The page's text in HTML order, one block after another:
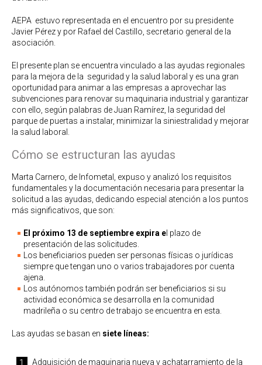
AEPA estuvo representada en el encuentro por su presidente
Javier Pérez y por Rafael del Castillo, secretario general de la
asociación.
El presente plan se encuentra vinculado a las ayudas regionales
para la mejora de la seguridad y la salud laboral y es una gran
oportunidad para animar a las empresas a aprovechar las
subvenciones para renovar su maquinaria industrial y garantizar
con ello, según palabras de Juan Ramírez, la seguridad del
parque de puertas a instalar, minimizar la siniestralidad y mejorar
la salud laboral.
Cómo se estructuran las ayudas
Marta Carnero, de Infometal, expuso y analizó los requisitos
fundamentales y la documentación necesaria para presentar la
solicitud a las ayudas, dedicando especial atención a los puntos
más significativos, que son:
El próximo 13 de septiembre expira e l plazo de
presentación de las solicitudes.
Los beneficiarios pueden ser personas físicas o jurídicas
siempre que tengan uno o varios trabajadores por cuenta
ajena.
Los autónomos también podrán ser beneficiarios si su
actividad económica se desarrolla en la comunidad
madrileña o su centro de trabajo se encuentra en esta.
Las ayudas se basan en siete líneas:
Adquisición de maquinaria nueva y achatarramiento de la